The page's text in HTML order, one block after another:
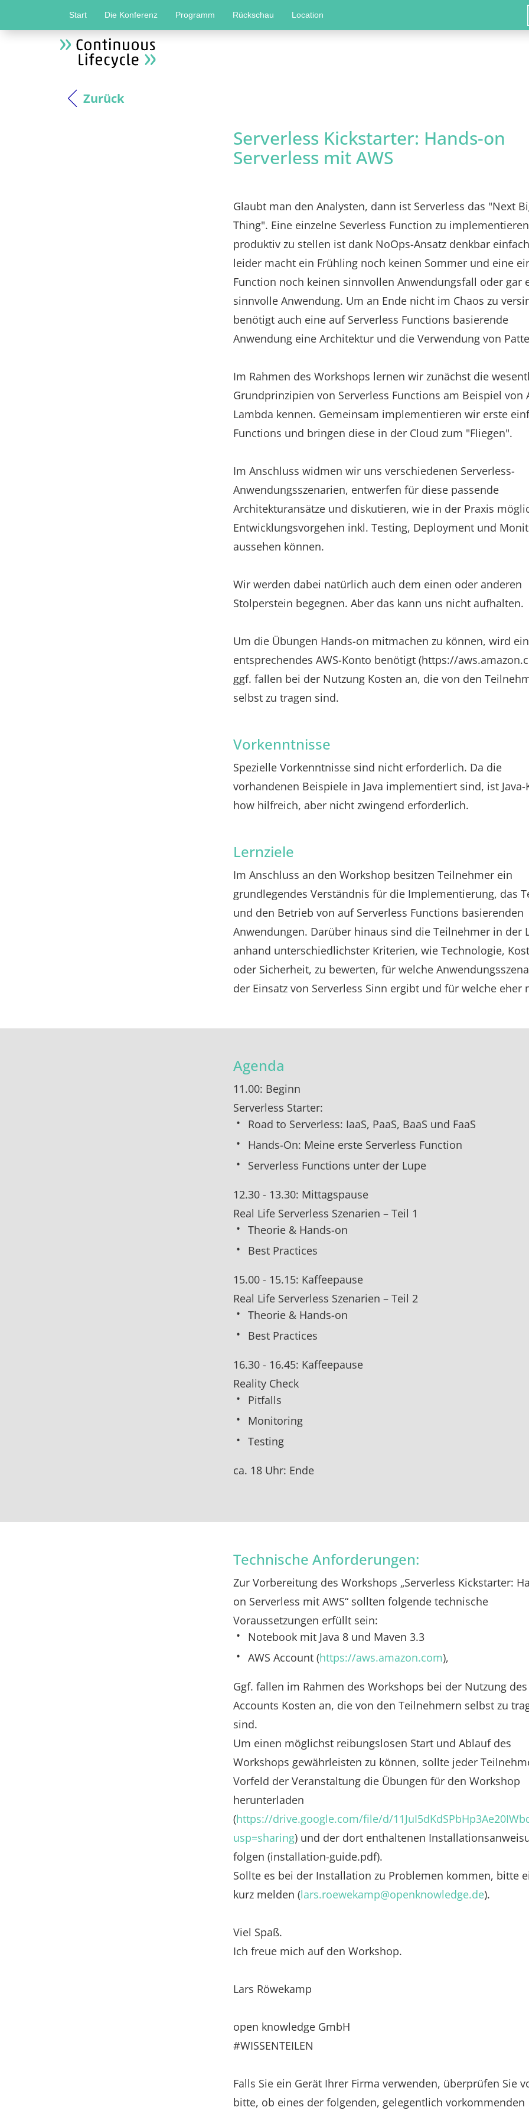
Start Die Konferenz Programm Rückschau Location
Zurück
Serverless Kickstarter: Hands-on
Serverless mit AWS
Glaubt man den Analysten, dann ist Serverless das "Next
Thing". Eine einzelne Severless Function zu
produktiv zu stellen ist dank NoOps-Ansatz denkbar
leider macht ein Frühling noch keinen Sommer und eine
Function noch keinen sinnvollen Anwendungsfall oder gar
sinnvolle Anwendung. Um an Ende nicht im Chaos zu
benötigt auch eine auf Serverless Functions basierende
Anwendung eine Architektur und die Verwendung von
Im Rahmen des Workshops lernen wir zunächst die
Grundprinzipien von Serverless Functions am Beispiel von
Lambda kennen. Gemeinsam implementieren wir erste
Functions und bringen diese in der Cloud zum "Fliegen".
Im Anschluss widmen wir uns verschiedenen Serverless-
Anwendungsszenarien, entwerfen für diese passende
Architekturansätze und diskutieren, wie in der Praxis
Entwicklungsvorgehen inkl. Testing, Deployment und
aussehen können.
Wir werden dabei natürlich auch dem einen oder anderen
Stolperstein begegnen. Aber das kann uns nicht aufhalten.
Um die Übungen Hands-on mitmachen zu können, wird ein
entsprechendes AWS-Konto benötigt (https://
ggf. fallen bei der Nutzung Kosten an, die von den
selbst zu tragen sind.
Vorkenntnisse
Spezielle Vorkenntnisse sind nicht erforderlich. Da die
vorhandenen Beispiele in Java implementiert sind, ist Java-
how hilfreich, aber nicht zwingend erforderlich.
Lernziele
Im Anschluss an den Workshop besitzen Teilnehmer ein
grundlegendes Verständnis für die Implementierung, das
und den Betrieb von auf Serverless Functions basierenden
Anwendungen. Darüber hinaus sind die Teilnehmer in der
anhand unterschiedlichster Kriterien, wie Technologie,
oder Sicherheit, zu bewerten, für welche
der Einsatz von Serverless Sinn ergibt und für welche eher
Agenda
11.00: Beginn
Serverless Starter:
Road to Serverless: IaaS, PaaS, BaaS und FaaS
Hands-On: Meine erste Serverless Function
Serverless Functions unter der Lupe
12.30 - 13.30: Mittagspause
Real Life Serverless Szenarien – Teil 1
Theorie & Hands-on
Best Practices
15.00 - 15.15: Kaffeepause
Real Life Serverless Szenarien – Teil 2
Theorie & Hands-on
Best Practices
16.30 - 16.45: Kaffeepause
Reality Check
Pitfalls
Monitoring
Testing
ca. 18 Uhr: Ende
Technische Anforderungen:
Zur Vorbereitung des Workshops „Serverless Kickstarter:
on Serverless mit AWS“ sollten folgende technische
Voraussetzungen erfüllt sein:
Notebook mit Java 8 und Maven 3.3
AWS Account (https://aws.amazon.com),
Ggf. fallen im Rahmen des Workshops bei der Nutzung des
Accounts Kosten an, die von den Teilnehmern selbst zu
sind.
Um einen möglichst reibungslosen Start und Ablauf des
Workshops gewährleisten zu können, sollte jeder
Vorfeld der Veranstaltung die Übungen für den Workshop
herunterladen
(https://drive.google.com/file/d/
usp=sharing) und der dort enthaltenen
folgen (installation-guide.pdf).
Sollte es bei der Installation zu Problemen kommen, bitte
kurz melden (lars.roewekamp@openknowledge.de).
Viel Spaß.
Ich freue mich auf den Workshop.
Lars Röwekamp
open knowledge GmbH
#WISSENTEILEN
Falls Sie ein Gerät Ihrer Firma verwenden, überprüfen Sie
bitte, ob eines der folgenden, gelegentlich vorkommenden